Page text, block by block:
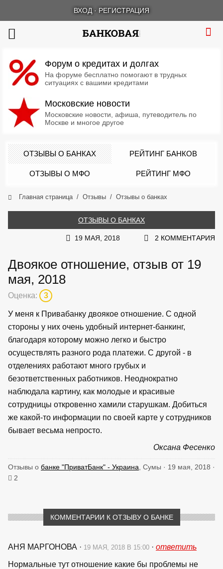
ВХОД · РЕГИСТРАЦИЯ
Форум о кредитах и долгах
На форуме бесплатно помогают в трудных
ситуациях с вашими кредитами
Московские новости
Московские новости, афиша, путеводитель по
Москве и многое другое
ОТЗЫВЫ О БАНКАХ РЕЙТИНГ БАНКОВ
ОТЗЫВЫ О МФО РЕЙТИНГ МФО
Главная страница Отзывы Отзывы о банках
ОТЗЫВЫ О БАНКАХ
19 МАЯ, 2018 2 КОММЕНТАРИЯ
Двоякое отношение, отзыв от 19
мая, 2018
Оценка: 3
У меня к Привабанку двоякое отношение. С одной
стороны у них очень удобный интернет-банкинг,
благодаря которому можно легко и быстро
осуществлять разного рода платежи. С другой - в
отделениях работают много грубых и
безответственных работников. Неоднократно
наблюдала картину, как молодые и красивые
сотрудницы откровенно хамили старушкам. Добиться
же какой-то информации по своей карте у сотрудников
бывает весьма непросто.
Оксана Фесенко
Отзывы о банке "ПриватБанк" - Украина , Сумы · 19 мая, 2018 ·
2
КОММЕНТАРИИ К ОТЗЫВУ О БАНКЕ
АНЯ МАРГОНОВА · 19 МАЯ, 2018 В 15:00 · ответить
Нормальные тут отношение какие бы проблемы не